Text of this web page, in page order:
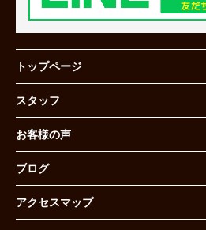
トップページ
スタッフ
お客様の声
ブログ
アクセスマップ